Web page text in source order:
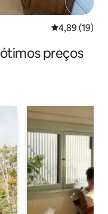
4,89 de uma
4,89 (19)
preços